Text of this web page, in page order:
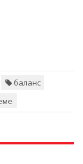
баланс